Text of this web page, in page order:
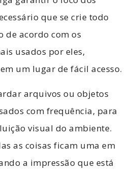
que se crie todo
de acordo com os
usados por eles,
um lugar de fácil acesso.
arquivos ou objetos
com frequência, para
visual do ambiente.
as coisas ficam uma em
a impressão que está